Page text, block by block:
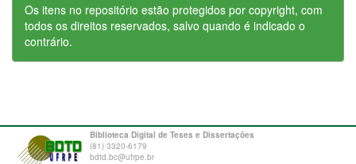
Os itens no repositório estão protegidos por copyright, com
todos os direitos reservados, salvo quando é indicado o
contrário.
Biblioteca Digital de Teses e Dissertações
(81) 3320-6179
bdtd.bc@ufrpe.br